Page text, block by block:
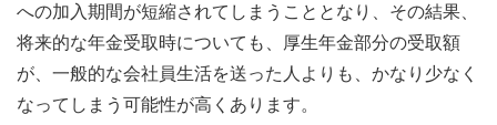
への加入期間が短縮されてしまうこととなり、その結果、
将来的な年金受取時についても、厚生年金部分の受取額
が、一般的な会社員生活を送った人よりも、かなり少なく
なってしまう可能性が高くあります。